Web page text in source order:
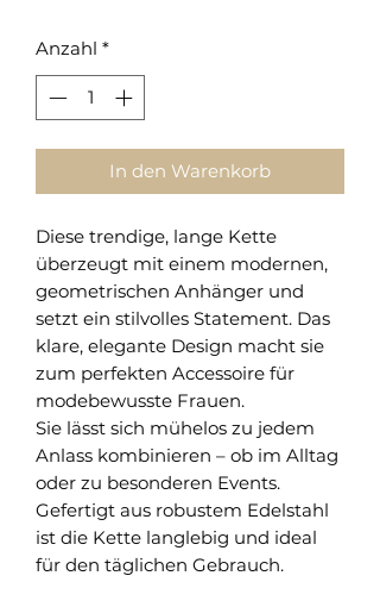
Anzahl *
In den Warenkorb
Diese trendige, lange Kette
überzeugt mit einem modernen,
geometrischen Anhänger und
setzt ein stilvolles Statement. Das
klare, elegante Design macht sie
zum perfekten Accessoire für
modebewusste Frauen.
Sie lässt sich mühelos zu jedem
Anlass kombinieren – ob im Alltag
oder zu besonderen Events.
Gefertigt aus robustem Edelstahl
ist die Kette langlebig und ideal
für den täglichen Gebrauch.